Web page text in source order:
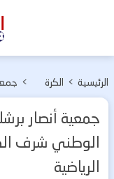
الرئيسية > الكرة
المغربية
>
جمعية أنصار
الوطني شرف
الرياضية